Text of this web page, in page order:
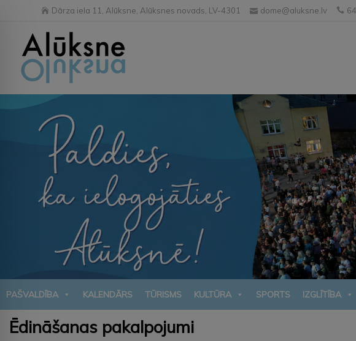
Dārza iela 11, Alūksne, Alūksnes novads, LV-4301 dome@aluksne.lv
PAŠVALDĪBA KALENDĀRS TŪRISMS KULTŪRA SPORTS IZGLĪTĪBA
Ēdināšanas pakalpojumi